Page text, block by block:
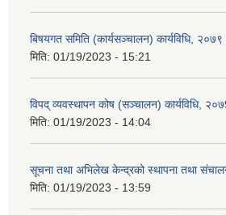
बिषयगत समिति (कार्यसञ्चालन) कार्यविधि, २०७९
मिति: 01/19/2023 - 15:21
विपद् व्यवस्थापन कोष (सञ्चालन) कार्यविधि,
मिति: 01/19/2023 - 14:04
सूचना तथा अभिलेख केन्द्रको स्थापना तथा संचालन
मिति: 01/19/2023 - 13:59